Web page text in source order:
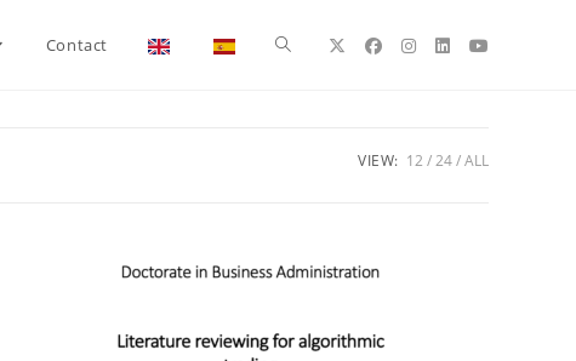
Contact Toggle
VIEW: 12 24 ALL